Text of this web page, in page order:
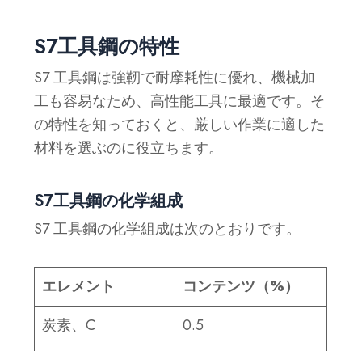
S7工具鋼の特性
S7 工具鋼は強靭で耐摩耗性に優れ、機械加
工も容易なため、高性能工具に最適です。そ
の特性を知っておくと、厳しい作業に適した
材料を選ぶのに役立ちます。
S7工具鋼の化学組成
S7 工具鋼の化学組成は次のとおりです。
エレメント
コンテンツ（%）
炭素、C
0.5